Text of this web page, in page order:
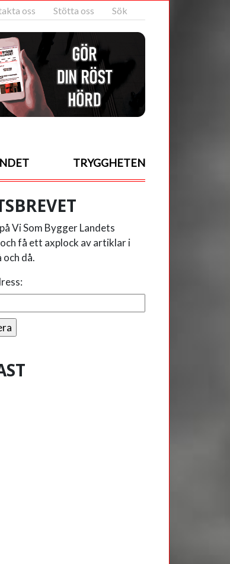
oss Stötta oss Sök
TRYGGHETEN
Vi Som Bygger Landets
få ett axplock av artiklar i
och då.